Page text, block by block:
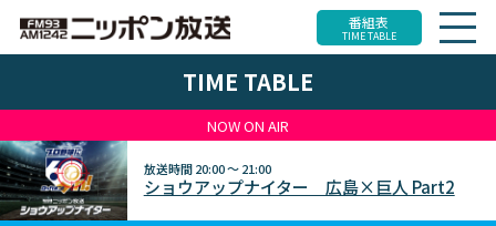
番組表
TIME TABLE
TIME TABLE
NOW ON AIR
放送時間20:00 ～ 21:00
ショウアップナイター 広島×巨人 Part2